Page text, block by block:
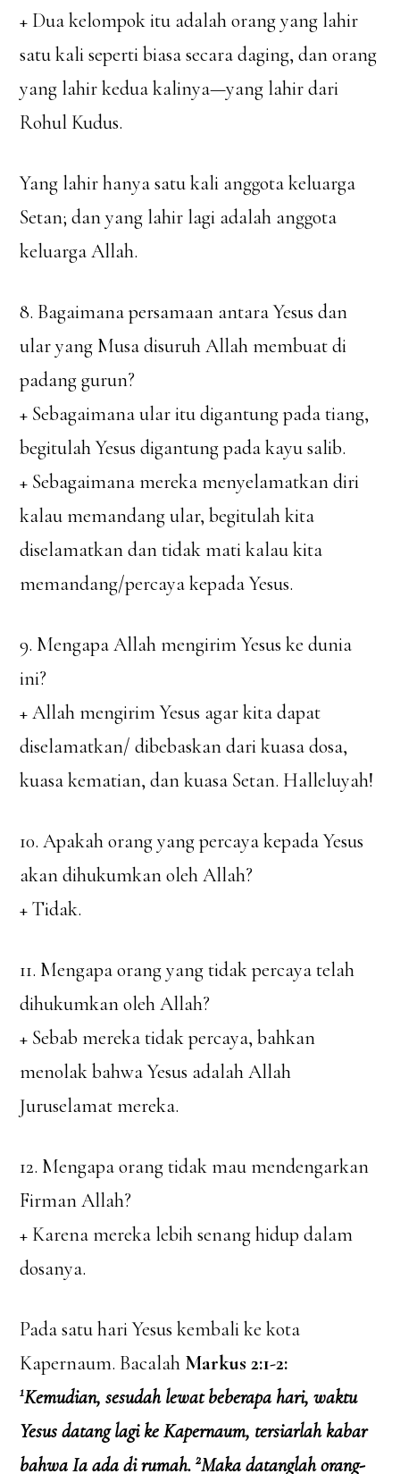
+ Dua kelompok itu adalah orang yang lahir
satu kali seperti biasa secara daging, dan orang
yang lahir kedua kalinya—yang lahir dari
Rohul Kudus.
Yang lahir hanya satu kali anggota keluarga
Setan; dan yang lahir lagi adalah anggota
keluarga Allah.
8. Bagaimana persamaan antara Yesus dan
ular yang Musa disuruh Allah membuat di
padang gurun?
+ Sebagaimana ular itu digantung pada tiang,
begitulah Yesus digantung pada kayu salib.
+ Sebagaimana mereka menyelamatkan diri
kalau memandang ular, begitulah kita
diselamatkan dan tidak mati kalau kita
memandang/percaya kepada Yesus.
9. Mengapa Allah mengirim Yesus ke dunia
ini?
+ Allah mengirim Yesus agar kita dapat
diselamatkan/ dibebaskan dari kuasa dosa,
kuasa kematian, dan kuasa Setan. Halleluyah!
10. Apakah orang yang percaya kepada Yesus
akan dihukumkan oleh Allah?
+ Tidak.
11. Mengapa orang yang tidak percaya telah
dihukumkan oleh Allah?
+ Sebab mereka tidak percaya, bahkan
menolak bahwa Yesus adalah Allah
Juruselamat mereka.
12. Mengapa orang tidak mau mendengarkan
Firman Allah?
+ Karena mereka lebih senang hidup dalam
dosanya.
Pada satu hari Yesus kembali ke kota
Kapernaum. Bacalah Markus 2:1-2:
1Kemudian, sesudah lewat beberapa hari, waktu
Yesus datang lagi ke Kapernaum, tersiarlah kabar
bahwa Ia ada di rumah.2Maka datanglah orang-